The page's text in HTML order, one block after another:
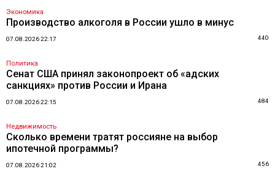
Экономика
Производство алкоголя в России ушло в минус
07.08.2026 22:17 440
Политика
Сенат США принял законопроект об «адских
санкциях» против России и Ирана
07.08.2026 22:15 484
Недвижимость
Сколько времени тратят россияне на выбор
ипотечной программы?
07.08.2026 21:02 456